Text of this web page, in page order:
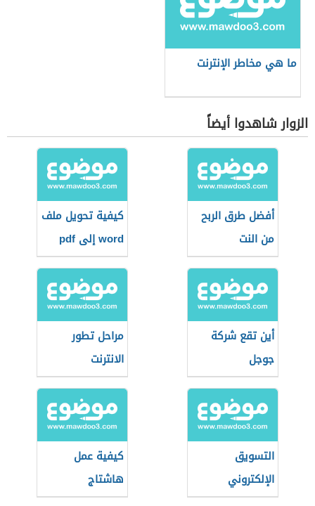
ما هي مخاطر الإنترنت
الزوار شاهدوا أيضاً
أفضل طرق الربح
من النت
كيفية تحويل ملف
word إلى pdf
أين تقع شركة
جوجل
مراحل تطور
الانترنت
التسويق
الإلكتروني
كيفية عمل
هاشتاج